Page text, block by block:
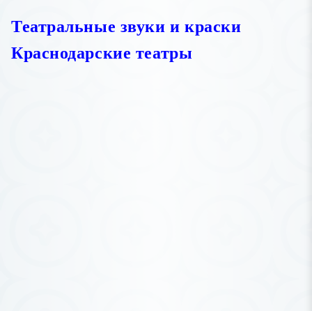
Театральные звуки и краски
Краснодарские театры